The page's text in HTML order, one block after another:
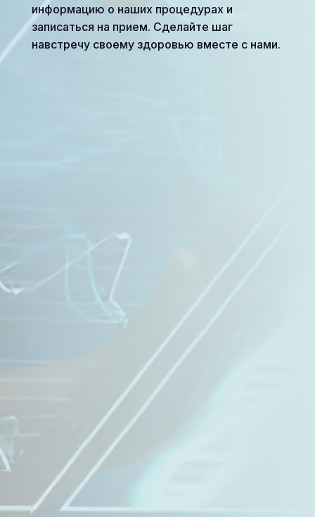
информацию о наших процедурах и
записаться на прием. Сделайте шаг
навстречу своему здоровью вместе с нами.